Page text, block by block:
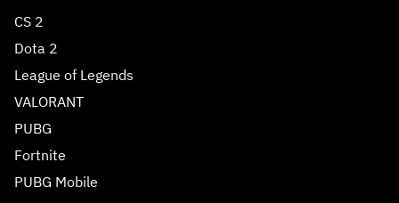
CS 2
Dota 2
League of Legends
VALORANT
PUBG
Fortnite
PUBG Mobile